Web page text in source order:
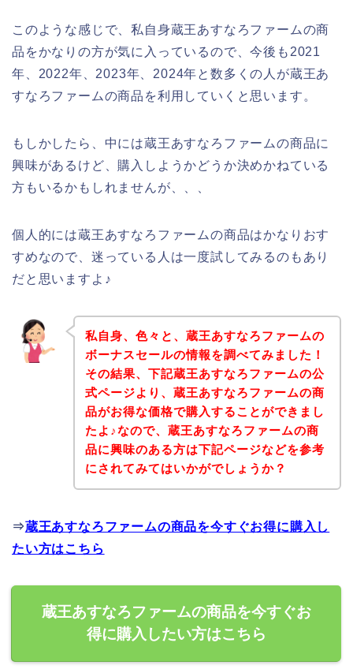
このような感じで、私自身蔵王あすなろファームの商
品をかなりの方が気に入っているので、今後も2021
年、2022年、2023年、2024年と数多くの人が蔵王あ
すなろファームの商品を利用していくと思います。
もしかしたら、中には蔵王あすなろファームの商品に
興味があるけど、購入しようかどうか決めかねている
方もいるかもしれませんが、、、
個人的には蔵王あすなろファームの商品はかなりおす
すめなので、迷っている人は一度試してみるのもあり
だと思いますよ♪
私自身、色々と、蔵王あすなろファームの
ボーナスセールの情報を調べてみました！
その結果、下記蔵王あすなろファームの公
式ページより、蔵王あすなろファームの商
品がお得な価格で購入することができまし
たよ♪なので、蔵王あすなろファームの商
品に興味のある方は下記ページなどを参考
にされてみてはいかがでしょうか？
⇒蔵王あすなろファームの商品を今すぐお得に購入し
たい方はこちら
蔵王あすなろファームの商品を今すぐお
得に購入したい方はこちら